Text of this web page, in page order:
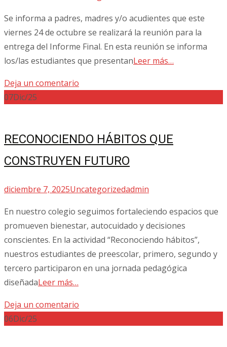
Se informa a padres, madres y/o acudientes que este
viernes 24 de octubre se realizará la reunión para la
entrega del Informe Final. En esta reunión se informa
los/las estudiantes que presentanLeer más…
Deja un comentario
07Dic/25
RECONOCIENDO HÁBITOS QUE
CONSTRUYEN FUTURO
diciembre 7, 2025Uncategorizedadmin
En nuestro colegio seguimos fortaleciendo espacios que
promueven bienestar, autocuidado y decisiones
conscientes. En la actividad “Reconociendo hábitos”,
nuestros estudiantes de preescolar, primero, segundo y
tercero participaron en una jornada pedagógica
diseñadaLeer más…
Deja un comentario
06Dic/25